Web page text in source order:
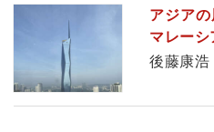
アジア
マレーシ
後藤康浩